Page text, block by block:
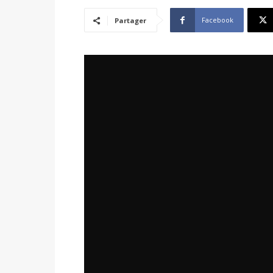
Partager Facebook